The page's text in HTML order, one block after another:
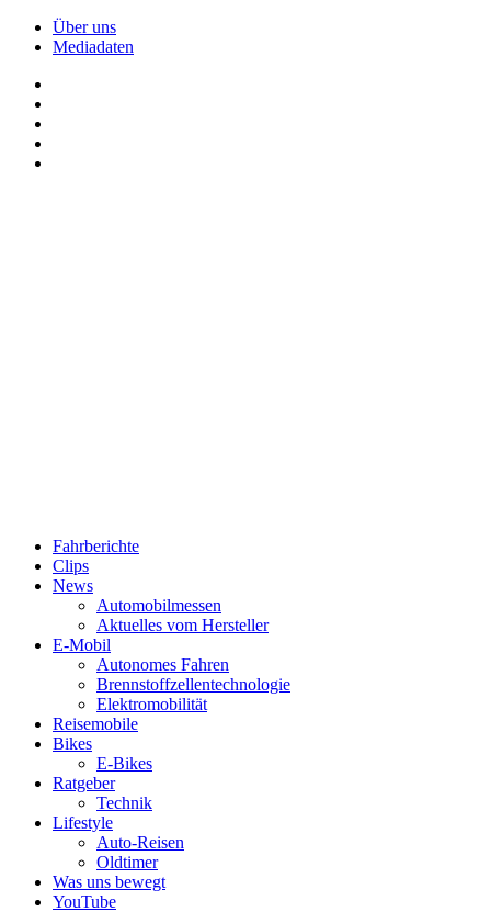
Über uns
Mediadaten
Fahrberichte
Clips
News
Automobilmessen
Aktuelles vom Hersteller
E-Mobil
Autonomes Fahren
Brennstoffzellentechnologie
Elektromobilität
Reisemobile
Bikes
E-Bikes
Ratgeber
Technik
Lifestyle
Auto-Reisen
Oldtimer
Was uns bewegt
YouTube